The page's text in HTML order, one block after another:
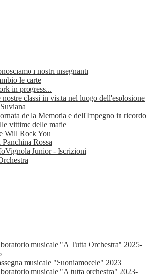
i nostri insegnanti
le carte
in progress...
nostre classi in visita nel luogo dell'esplosione
della Memoria e dell'Impegno in ricordo
vittime delle mafie
Will Rock You
Panchina Rossa
Junior - Iscrizioni
musicale "A Tutta Orchestra" 2025-
musicale "Suoniamocele" 2023
musicale "A tutta orchestra" 2023-